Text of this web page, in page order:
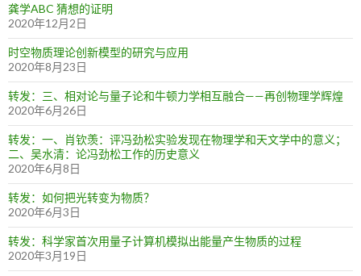
龚学ABC 猜想的证明
2020年12月2日
时空物质理论创新模型的研究与应用
2020年8月23日
转发：三、相对论与量子论和牛顿力学相互融合——再创物理学辉煌
2020年6月26日
转发：一、肖钦羡：评冯劲松实验发现在物理学和天文学中的意义；
二、吴水清：论冯劲松工作的历史意义
2020年6月8日
转发：如何把光转变为物质？
2020年6月3日
转发：科学家首次用量子计算机模拟出能量产生物质的过程
2020年3月19日